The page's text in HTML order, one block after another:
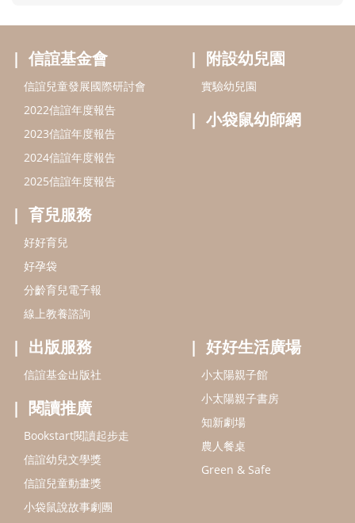
好孕袋
分齡育兒電子報
線上教養諮詢
出版服務
信誼基金出版社
閱讀推廣
Bookstart閱讀起步走
信誼幼兒文學獎
信誼兒童動畫獎
小袋鼠說故事劇團
service@hsin-yi.org.tw
信誼好好育兒
小太陽親子書房
(02)2396-5305轉2345 (週一～週五 9:00～18:00)
認識信誼 合作洽談 智慧財產權聲明
本網站建議使用IE9(含以上)或 Google Chrome 版本瀏覽器
信誼基金會/上誼文化實業股份有限公司 版權所有 ©